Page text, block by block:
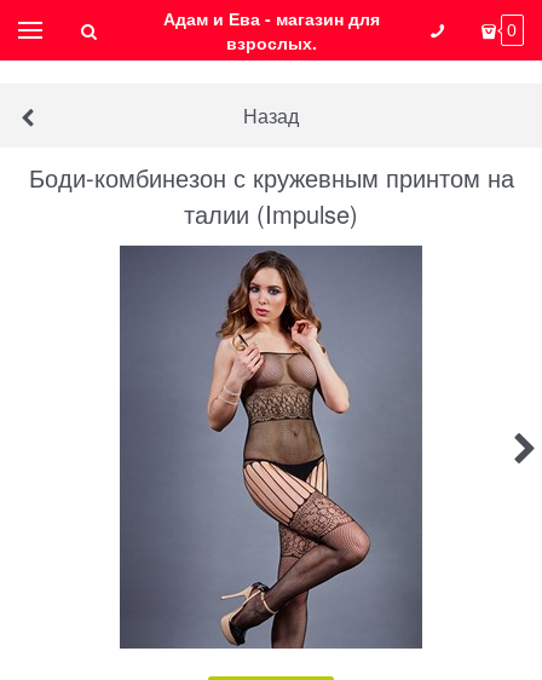
Адам и Ева - магазин для
взрослых.
0
Назад
Боди-комбинезон с кружевным принтом на
талии (Impulse)